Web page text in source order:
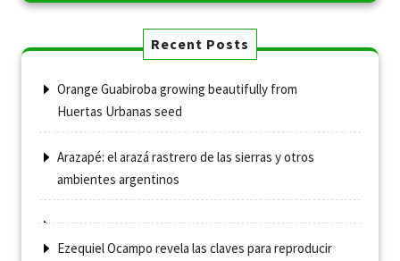
Recent Posts
Orange Guabiroba growing beautifully from
Huertas Urbanas seed
Arazapé: el arazá rastrero de las sierras y otros
ambientes argentinos
Ezequiel Ocampo revela las claves para reproducir